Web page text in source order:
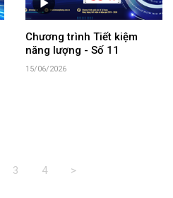
Chương trình Tiết kiệm
năng lượng - Số 11
15/06/2026
3 4 >